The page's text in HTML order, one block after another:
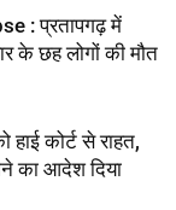
: प्रतापगढ़ में
के छह लोगों की मौत
कोर्ट से राहत,
का आदेश दिया